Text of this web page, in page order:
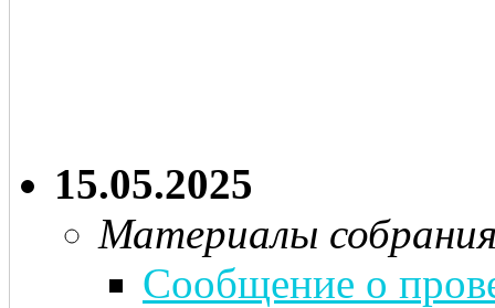
15.05.2025
Материалы
Сообщение о